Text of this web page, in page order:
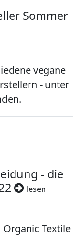
Sommer
vegane
- unter
- die
lesen
Organic Textile